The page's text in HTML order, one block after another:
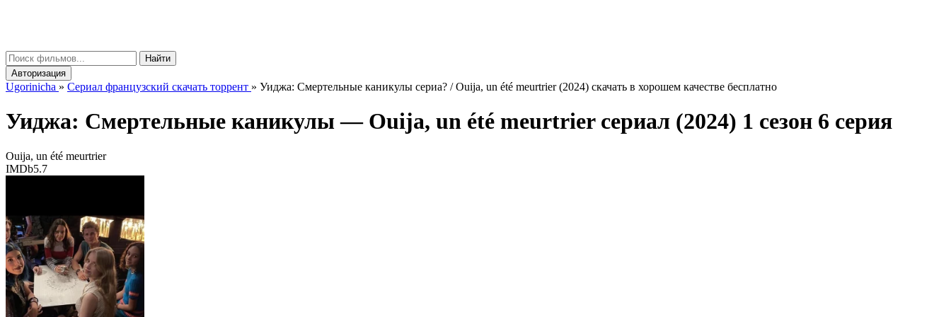
Найти
Авторизация
Ugorinicha » Сериал французский скачать торрент » Уиджа: Смертельные каникулы сериа? / Ouija, un été meurtrier (2024) скачать в хорошем качестве бесплатно
Уиджа: Смертельные каникулы — Ouija, un été meurtrierсериал (2024) 1 сезон 6 серия
Ouija, un été meurtrier
IMDb5.7